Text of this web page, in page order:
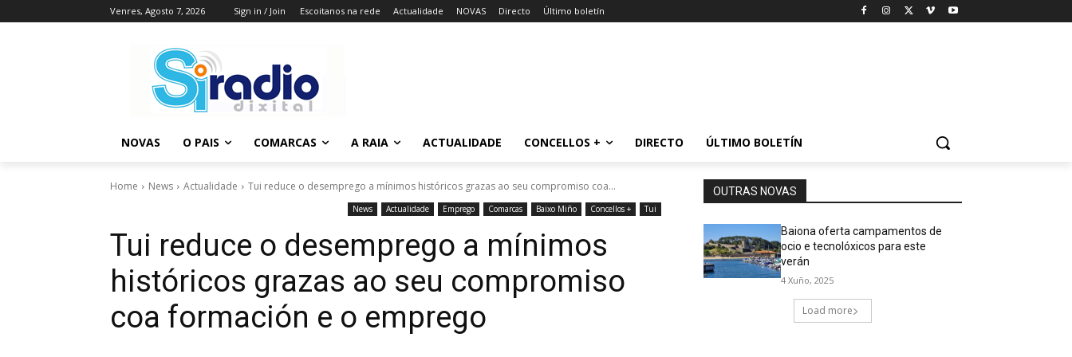
Venres, Agosto 7, 2026 Sign in / Join Escoitanos na rede Actualidade NOVAS Directo Último boletín
NOVAS O PAIS COMARCAS A RAIA ACTUALIDADE CONCELLOS + DIRECTO ÚLTIMO BOLETÍN
Home News Actualidade Tui reduce o desemprego a mínimos históricos grazas ao seu compromiso coa...
News Actualidade Emprego Comarcas Baixo Miño Concellos + Tui
Tui reduce o desemprego a mínimos
históricos grazas ao seu compromiso
coa formación e o emprego
OUTRAS NOVAS
Baiona oferta campamentos de
ocio e tecnolóxicos para este
verán
4 Xuño, 2025
Load more